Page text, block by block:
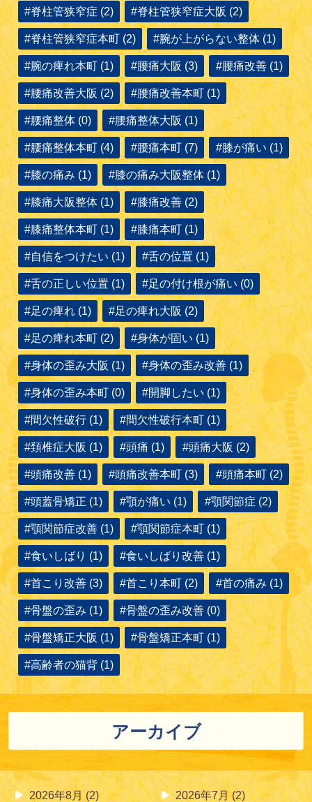
#脊柱管狭窄症 (2) #脊柱管狭窄症大阪 (2)
#脊柱管狭窄症本町 (2) #腕が上がらない整体 (1)
#腕の痺れ本町 (1) #腰痛大阪 (3) #腰痛改善 (1)
#腰痛改善大阪 (2) #腰痛改善本町 (1)
#腰痛整体 (0) #腰痛整体大阪 (1)
#腰痛整体本町 (4) #腰痛本町 (7) #膝が痛い (1)
#膝の痛み (1) #膝の痛み大阪整体 (1)
#膝痛大阪整体 (1) #膝痛改善 (2)
#膝痛整体本町 (1) #膝痛本町 (1)
#自信をつけたい (1) #舌の位置 (1)
#舌の正しい位置 (1) #足の付け根が痛い (0)
#足の痺れ (1) #足の痺れ大阪 (2)
#足の痺れ本町 (2) #身体が固い (1)
#身体の歪み大阪 (1) #身体の歪み改善 (1)
#身体の歪み本町 (0) #開脚したい (1)
#間欠性破行 (1) #間欠性破行本町 (1)
#頚椎症大阪 (1) #頭痛 (1) #頭痛大阪 (2)
#頭痛改善 (1) #頭痛改善本町 (3) #頭痛本町 (2)
#頭蓋骨矯正 (1) #顎が痛い (1) #顎関節症 (2)
#顎関節症改善 (1) #顎関節症本町 (1)
#食いしばり (1) #食いしばり改善 (1)
#首こり改善 (3) #首こり本町 (2) #首の痛み (1)
#骨盤の歪み (1) #骨盤の歪み改善 (0)
#骨盤矯正大阪 (1) #骨盤矯正本町 (1)
#高齢者の猫背 (1)
アーカイブ
2026年8月(2) 2026年7月(2)